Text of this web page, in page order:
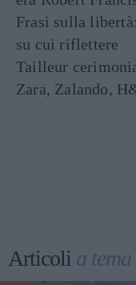
Frasi sulla
su cui riflettere
Tailleur
Zara, Zalando,
Articoli a tema